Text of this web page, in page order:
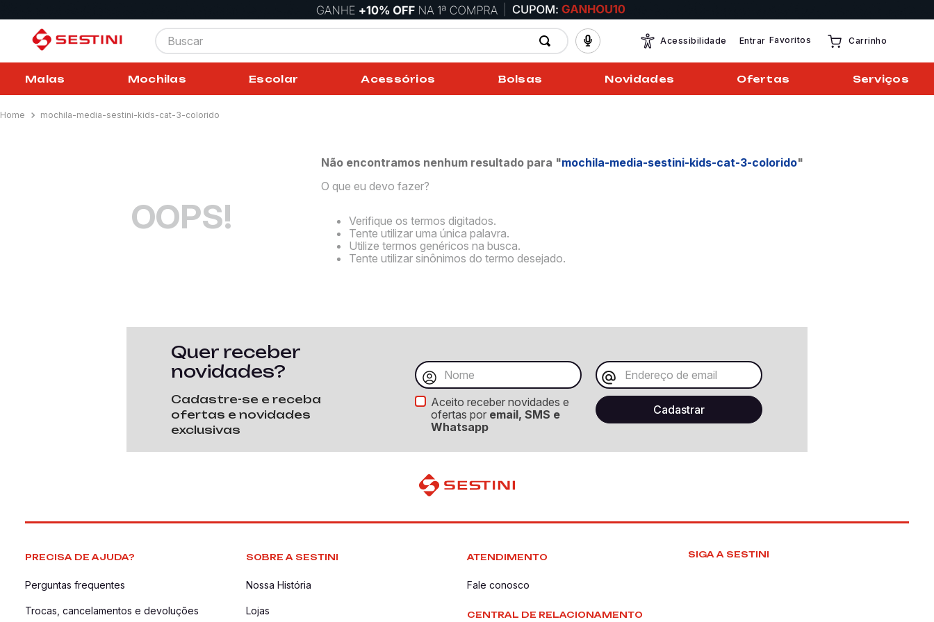
Buscar
Acessibilidade Entrar Favoritos Carrinho
Malas Mochilas Escolar Acessórios Bolsas Novidades Ofertas Serviços
mochila-media-sestini-kids-cat-3-colorido
OOPS!
Não encontramos nenhum resultado para "mochila-media-sestini-kids-cat-3-colorido"
O que eu devo fazer?
Verifique os termos digitados.
Tente utilizar uma única palavra.
Utilize termos genéricos na busca.
Tente utilizar sinônimos do termo desejado.
Quer receber
novidades?
Cadastre-se e receba
ofertas e novidades
exclusivas
Aceito receber novidades e
ofertas por email, SMS e
Whatsapp
PRECISA DE AJUDA?
Perguntas frequentes
Trocas, cancelamentos e devoluções
SOBRE A SESTINI
Nossa História
Lojas
ATENDIMENTO
Fale conosco
CENTRAL DE RELACIONAMENTO
SIGA A SESTINI